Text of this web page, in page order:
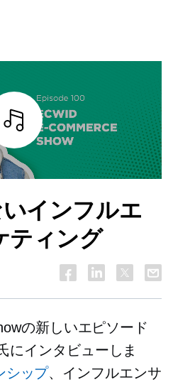
を見る
インフルエ
ティング
の新しいエピソード
にインタビューしま
シップ、インフルエンサ